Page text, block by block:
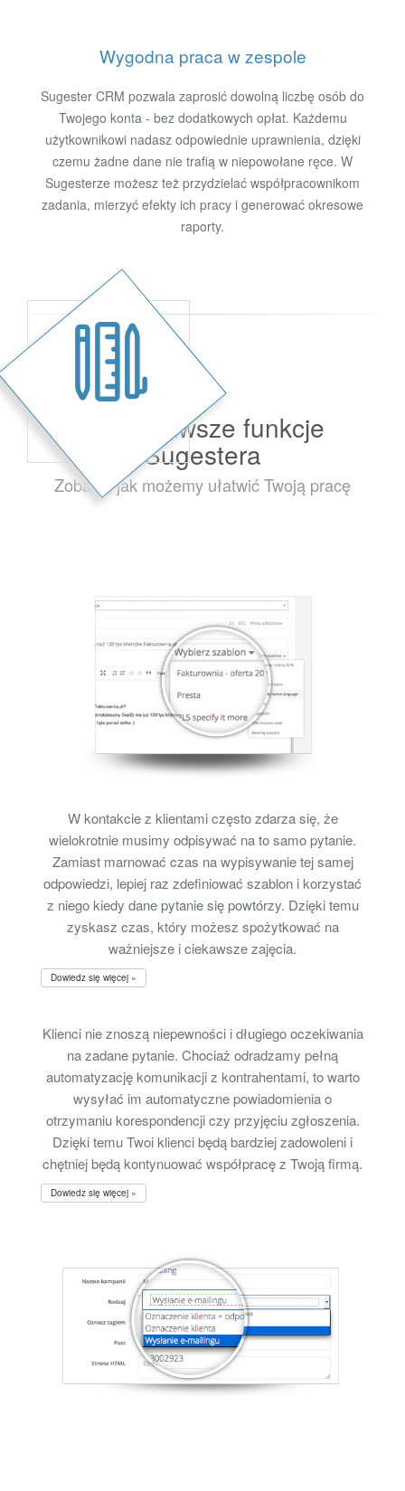
Wygodna praca w zespole
Sugester CRM pozwala zaprosić dowolną liczbę osób do
Twojego konta - bez dodatkowych opłat. Każdemu
użytkownikowi nadasz odpowiednie uprawnienia, dzięki
czemu żadne dane nie trafią w niepowołane ręce. W
Sugesterze możesz też przydzielać współpracownikom
zadania, mierzyć efekty ich pracy i generować okresowe
raporty.
Najciekawsze funkcje
Sugestera
Zobacz, jak możemy ułatwić Twoją pracę
W kontakcie z klientami często zdarza się, że
wielokrotnie musimy odpisywać na to samo pytanie.
Zamiast marnować czas na wypisywanie tej samej
odpowiedzi, lepiej raz zdefiniować szablon i korzystać
z niego kiedy dane pytanie się powtórzy. Dzięki temu
zyskasz czas, który możesz spożytkować na
ważniejsze i ciekawsze zajęcia.
Dowiedz się więcej »
Klienci nie znoszą niepewności i długiego oczekiwania
na zadane pytanie. Chociaż odradzamy pełną
automatyzację komunikacji z kontrahentami, to warto
wysyłać im automatyczne powiadomienia o
otrzymaniu korespondencji czy przyjęciu zgłoszenia.
Dzięki temu Twoi klienci będą bardziej zadowoleni i
chętniej będą kontynuować współpracę z Twoją firmą.
Dowiedz się więcej »